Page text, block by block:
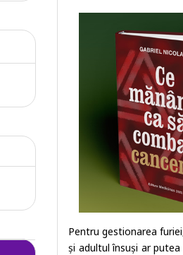
Pentru gestionarea
și adultul însuși ar